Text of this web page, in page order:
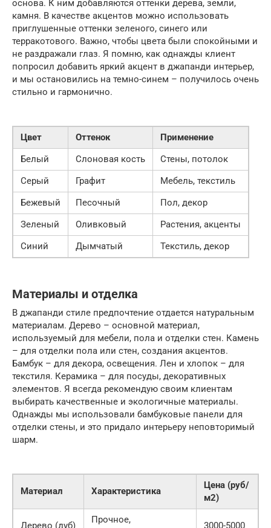
основа. К ним добавляются оттенки дерева, земли,
камня. В качестве акцентов можно использовать
приглушенные оттенки зеленого, синего или
терракотового. Важно, чтобы цвета были спокойными и
не раздражали глаз. Я помню, как однажды клиент
попросил добавить яркий акцент в джапанди интерьер,
и мы остановились на темно-синем – получилось очень
стильно и гармонично.
Цвет Оттенок
Применение
Белый
Слоновая кость
Стены, потолок
Серый
Графит
Мебель, текстиль
Бежевый
Песочный
Пол, декор
Зеленый
Оливковый
Растения, акценты
Синий
Дымчатый Текстиль, декор
Материалы и отделка
В джапанди стиле предпочтение отдается натуральным
материалам. Дерево – основной материал,
используемый для мебели, пола и отделки стен. Камень
– для отделки пола или стен, создания акцентов.
Бамбук – для декора, освещения. Лен и хлопок – для
текстиля. Керамика – для посуды, декоративных
элементов. Я всегда рекомендую своим клиентам
выбирать качественные и экологичные материалы.
Однажды мы использовали бамбуковые панели для
отделки стены, и это придало интерьеру неповторимый
шарм.
Материал Характеристика
Цена (руб/
м2)
Дерево (дуб)
Прочное,
3000-5000